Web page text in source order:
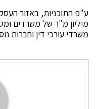
מיליון מ"ר של משרדים
משרדי עורכי דין וחברות